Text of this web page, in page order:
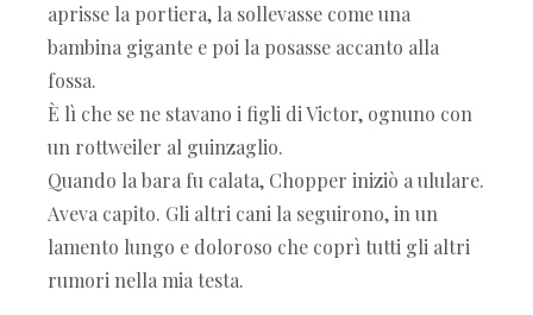
aprisse la portiera, la sollevasse come una
bambina gigante e poi la posasse accanto alla
fossa.
È lì che se ne stavano i figli di Victor, ognuno con
un rottweiler al guinzaglio.
Quando la bara fu calata, Chopper iniziò a ululare.
Aveva capito. Gli altri cani la seguirono, in un
lamento lungo e doloroso che coprì tutti gli altri
rumori nella mia testa.